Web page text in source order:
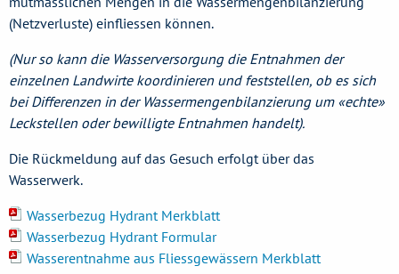
(Netzverluste) einfliessen können.
(Nur so kann die Wasserversorgung die Entnahmen der
einzelnen Landwirte koordinieren und feststellen, ob es sich
bei Differenzen in der Wassermengenbilanzierung um «echte»
Leckstellen oder bewilligte Entnahmen handelt).
Die Rückmeldung auf das Gesuch erfolgt über das
Wasserwerk.
Wasserbezug Hydrant Merkblatt
Wasserbezug Hydrant Formular
Wasserentnahme aus Fliessgewässern Merkblatt